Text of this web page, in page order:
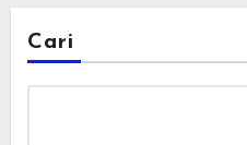
Cari